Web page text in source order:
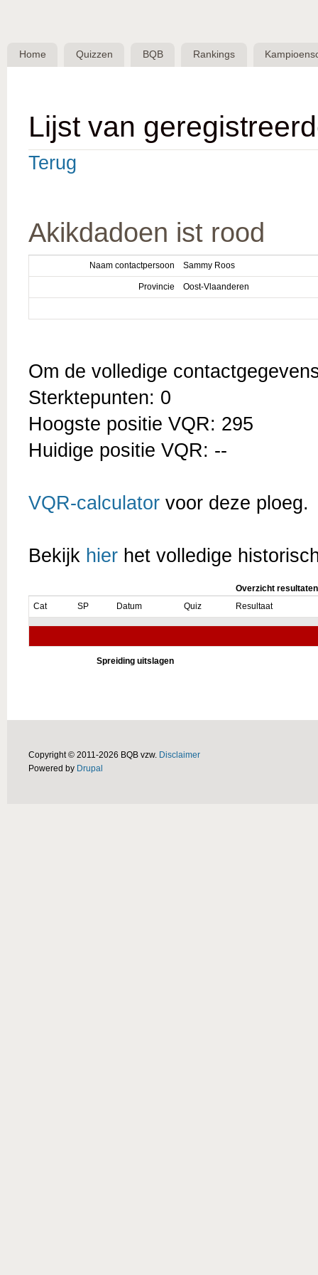
Belgische
QuizBond
Home Quizzen BQB Rankings
Lijst van
Terug
Akikdadoen ist rood
Naam contactpersoon Sammy Roos
Provincie Oost-Vlaanderen
Om de volledige
Sterktepunten: 0
Hoogste positie VQR: 295
Huidige positie VQR: --
VQR-calculator voor deze ploeg.
Bekijk hier het volledige
Overzicht resultaten
Cat
SP Datum Quiz Resultaat
Spreiding uitslagen
Copyright © 2011-2026 BQB vzw. Disclaimer
Powered by Drupal